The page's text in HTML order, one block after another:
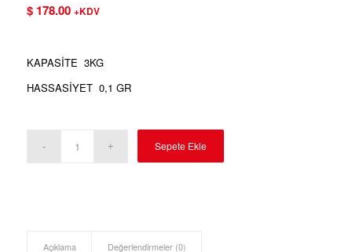
$178.00 +KDV
KAPASİTE 3KG
HASSASİYET 0,1 GR
Sepete Ekle
Açıklama Değerlendirmeler (0)